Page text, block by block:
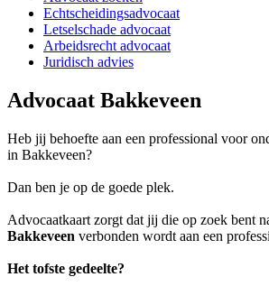
Echtscheidingsadvocaat
Letselschade advocaat
Arbeidsrecht advocaat
Juridisch advies
Advocaat Bakkeveen
Heb jij behoefte aan een professional voor
in Bakkeveen?
Dan ben je op de goede plek.
Advocaatkaart zorgt dat jij die op zoek bent
Bakkeveen verbonden wordt aan een
Het tofste gedeelte?